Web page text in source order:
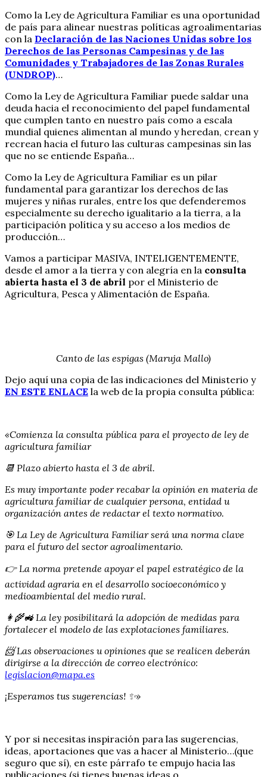
Como la Ley de Agricultura Familiar es una oportunidad
de país para alinear nuestras políticas agroalimentarias
con la Declaración de las Naciones Unidas sobre los
Derechos de las Personas Campesinas y de las
Comunidades y Trabajadores de las Zonas Rurales
(UNDROP)…
Como la Ley de Agricultura Familiar puede saldar una
deuda hacia el reconocimiento del papel fundamental
que cumplen tanto en nuestro país como a escala
mundial quienes alimentan al mundo y heredan, crean y
recrean hacia el futuro las culturas campesinas sin las
que no se entiende España…
Como la Ley de Agricultura Familiar es un pilar
fundamental para garantizar los derechos de las
mujeres y niñas rurales, entre los que defenderemos
especialmente su derecho igualitario a la tierra, a la
participación política y su acceso a los medios de
producción…
Vamos a participar MASIVA, INTELIGENTEMENTE,
desde el amor a la tierra y con alegría en la consulta
abierta hasta el 3 de abril por el Ministerio de
Agricultura, Pesca y Alimentación de España.
Canto de las espigas (Maruja Mallo)
Dejo aquí una copia de las indicaciones del Ministerio y
EN ESTE ENLACE la web de la propia consulta pública:
«Comienza la consulta pública para el proyecto de ley de
agricultura familiar
📆 Plazo abierto hasta el 3 de abril.
Es muy importante poder recabar la opinión en materia de
agricultura familiar de cualquier persona, entidad u
organización antes de redactar el texto normativo.
🎯 La Ley de Agricultura Familiar será una norma clave
para el futuro del sector agroalimentario.
👉 La norma pretende apoyar el papel estratégico de la
actividad agraria en el desarrollo socioeconómico y
medioambiental del medio rural.
👩‍🌾🚜 La ley posibilitará la adopción de medidas para
fortalecer el modelo de las explotaciones familiares.
📨 Las observaciones u opiniones que se realicen deberán
dirigirse a la dirección de correo electrónico:
legislacion@mapa.es
¡Esperamos tus sugerencias! ✨»
Y por si necesitas inspiración para las sugerencias,
ideas, aportaciones que vas a hacer al Ministerio…(que
seguro que sí), en este párrafo te empujo hacia las
publicaciones (si tienes buenas ideas o